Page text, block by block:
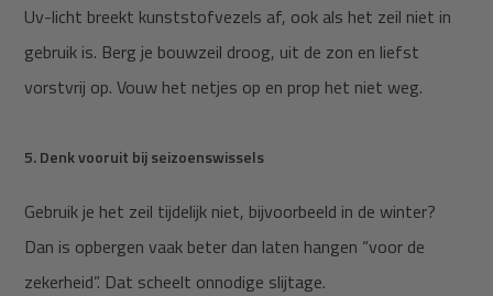
Uv-licht breekt kunststofvezels af, ook als het zeil niet in
gebruik is. Berg je bouwzeil droog, uit de zon en liefst
vorstvrij op. Vouw het netjes op en prop het niet weg.
5. Denk vooruit bij seizoenswissels
Gebruik je het zeil tijdelijk niet, bijvoorbeeld in de winter?
Dan is opbergen vaak beter dan laten hangen “voor de
zekerheid”. Dat scheelt onnodige slijtage.